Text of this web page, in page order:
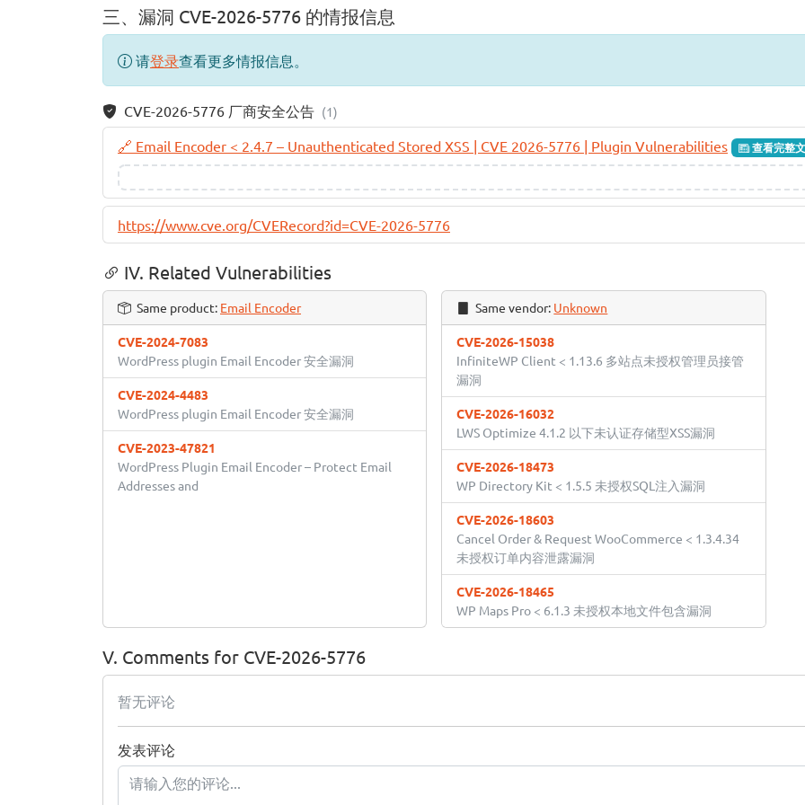
三、漏洞 CVE-2026-5776 的情报信息
请登录查看更多情报信息。
CVE-2026-5776 厂商安全公告 (1)
🔗 Email Encoder < 2.4.7 – Unauthenticated Stored XSS | CVE 2026-5776 | Plugin Vulnerabilities 查看完整
https://www.cve.org/CVERecord?id=CVE-2026-5776
IV. Related Vulnerabilities
Same product: Email Encoder
CVE-2024-7083
WordPress plugin Email Encoder 安全漏洞
CVE-2024-4483
WordPress plugin Email Encoder 安全漏洞
CVE-2023-47821
WordPress Plugin Email Encoder – Protect Email
Addresses and
Same vendor: Unknown
CVE-2026-15038
InfiniteWP Client < 1.13.6 多站点未授权管理员接管
漏洞
CVE-2026-16032
LWS Optimize 4.1.2 以下未认证存储型XSS漏洞
CVE-2026-18473
WP Directory Kit < 1.5.5 未授权SQL注入漏洞
CVE-2026-18603
Cancel Order & Request WooCommerce < 1.3.4.34
未授权订单内容泄露漏洞
CVE-2026-18465
WP Maps Pro < 6.1.3 未授权本地文件包含漏洞
V. Comments for CVE-2026-5776
暂无评论
发表评论